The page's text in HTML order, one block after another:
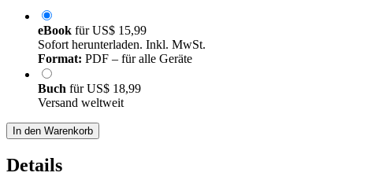
eBook fürUS$ 15,99
Sofort herunterladen. Inkl. MwSt.
Format: PDF – für alle Geräte
Buch fürUS$ 18,99
Versand weltweit
In den Warenkorb
Details